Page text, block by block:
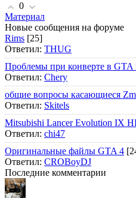
0
Материал
Новые сообщения на форуме
Rims [25]
Ответил: THUG
Проблемы при конверте в GTA
Ответил: Chery
общие вопросы касающиеся
Ответил: Skitels
Mitsubishi Lancer Evolution IX
Ответил: chi47
Оригинальные файлы GTA 4
Ответил: CROBoyDJ
Последние комментарии